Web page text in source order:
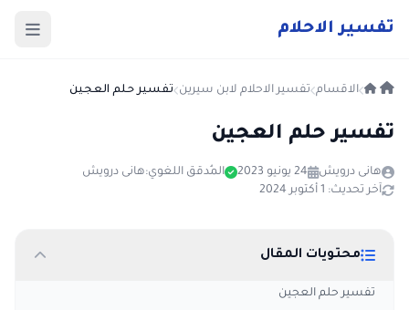
تفسير الاحلام
الاقسام تفسير الاحلام لابن سيرين تفسير حلم العجين
تفسير حلم العجين
هانى درويش 24 يونيو 2023 المُدقق اللغوي:هانى درويش
آخر تحديث: 1 أكتوبر 2024
محتويات المقال
تفسير حلم العجين